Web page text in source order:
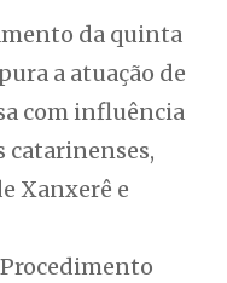
da quinta
a atuação de
com influência
catarinenses,
Xanxerê e